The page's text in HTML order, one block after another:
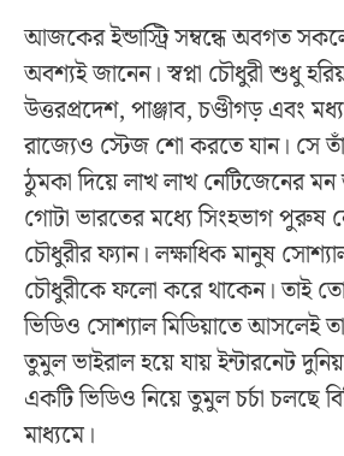
আজকের ইন্ডাস্ট্রি সম্বন্ধে অবগত
অবশ্যই জানেন। স্বপ্না চৌধুরী শুধু
উত্তরপ্রদেশ, পাঞ্জাব, চণ্ডীগড় এবং
রাজ্যেও স্টেজ শো করতে যান। সে
ঠুমকা দিয়ে লাখ লাখ নেটিজেনের
গোটা ভারতের মধ্যে সিংহভাগ পুরুষ
চৌধুরীর ফ্যান। লক্ষাধিক মানুষ সোশ্যাল
চৌধুরীকে ফলো করে থাকেন। তাই
ভিডিও সোশ্যাল মিডিয়াতে আসলেই
তুমুল ভাইরাল হয়ে যায় ইন্টারনেট
একটি ভিডিও নিয়ে তুমুল চর্চা চলছে
মাধ্যমে।